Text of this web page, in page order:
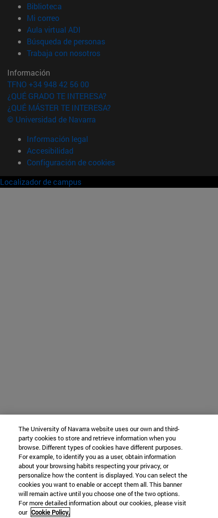
Biblioteca
Mi correo(abre en nueva ventana)
Aula virtual ADI
Búsqueda de personas(abre en nueva ventana)
Trabaja con nosotros(abre en nueva ventana)
Información
TFNO +34 948 42 56 00
¿QUÉ GRADO TE INTERESA?
¿QUÉ MÁSTER TE INTERESA?
© Universidad de Navarra
Información legal
Accesibilidad
Configuración de cookies
Localizador de campus
The University of Navarra website uses our own and third-
party cookies to store and retrieve information when you
browse. Different types of cookies have different purposes.
For example, to identify you as a user, obtain information
about your browsing habits respecting your privacy, or
personalize how the content is displayed. You can select the
cookies you want to enable or accept them all. This banner
will remain active until you choose one of the two options.
For more detailed information about our cookies, please visit
our Cookie Policy.